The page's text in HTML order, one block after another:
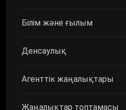
Білім және ғылым
Денсаулық
Агенттік жаңалықтары
Жаңалықтар топтамасы